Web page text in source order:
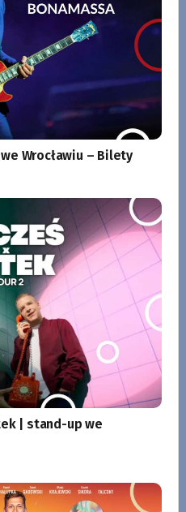
Wrocławiu – Bilety
| stand-up we